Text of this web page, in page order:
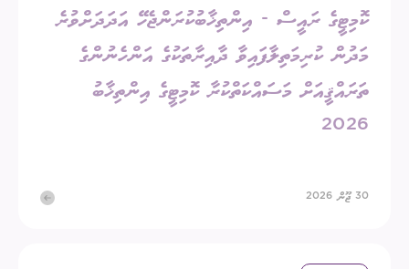
ކޮމިޓީގެ ރައީސް - އިންތިޚާބުކުރަންޖެހޭ އަދަދަށްވުރެ
މަދުން ކުރިމަތިލާފައިވާ ދާއިރާތަކުގެ އަންހެނުންގެ
ތަރައްޤީއަށް މަސައްކަތްކުރާ ކޮމިޓީގެ އިންތިޚާބު
2026
30 ޖޫން 2026